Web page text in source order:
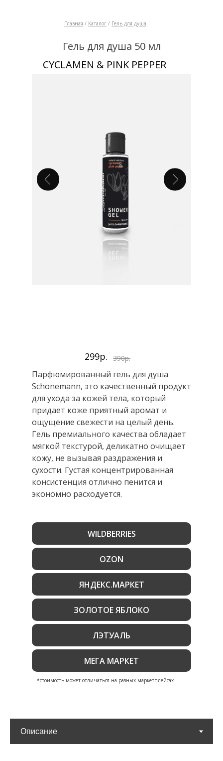
WILDBERRIES
OZON
ЯНДЕКС.МАРКЕТ
ЛЭТУАЛЬ
МЕГА МАРКЕТ
ЗОЛОТОЕ ЯБЛОКО
Главная / Каталог / Гель для душа
*стоимость может отличаться на разных маркетплейсах
Парфюмированный гель для душа
Schonemann, это качественный продукт
для ухода за кожей тела, который
придает коже приятный аромат и
ощущение свежести на целый день.
Гель премиального качества обладает
мягкой текстурой, деликатно очищает
кожу, не вызывая раздражения и
сухости. Густая концентрированная
консистенция отлично пенится и
экономно расходуется.
Гель для душа 50 мл
СYCLAMEN & PINK PEPPER
299р. 390р.